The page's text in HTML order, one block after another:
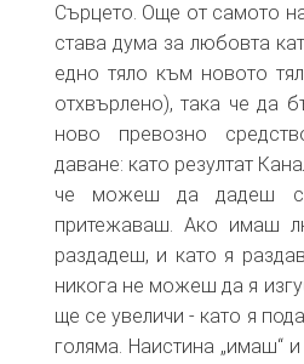
Сърцето. Още от самото
става дума за любовта
едно тяло към новото
отхвърлено), така че да
ново превозно
даване: като резултат
че можеш да дадеш
притежаваш. Ако имаш
раздадеш, и като я
никога не можеш да я
ще се увеличи - като я
голяма. Наистина „имаш“